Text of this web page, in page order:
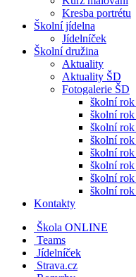
Kresba portrétu
Školní jídelna
Jídelníček
Školní družina
Aktuality
Aktuality ŠD
Fotogalerie ŠD
školní rok
školní rok
školní rok
školní rok
školní rok
školní rok
školní rok
školní rok
Kontakty
Škola ONLINE
Teams
Jídelníček
Strava.cz